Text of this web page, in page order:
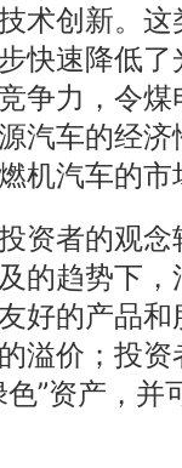
术创新。
快速降低
争力，令
汽车的经
机汽车的市
资者的观
的趋势下
好的产品
溢价；投
”资产，并